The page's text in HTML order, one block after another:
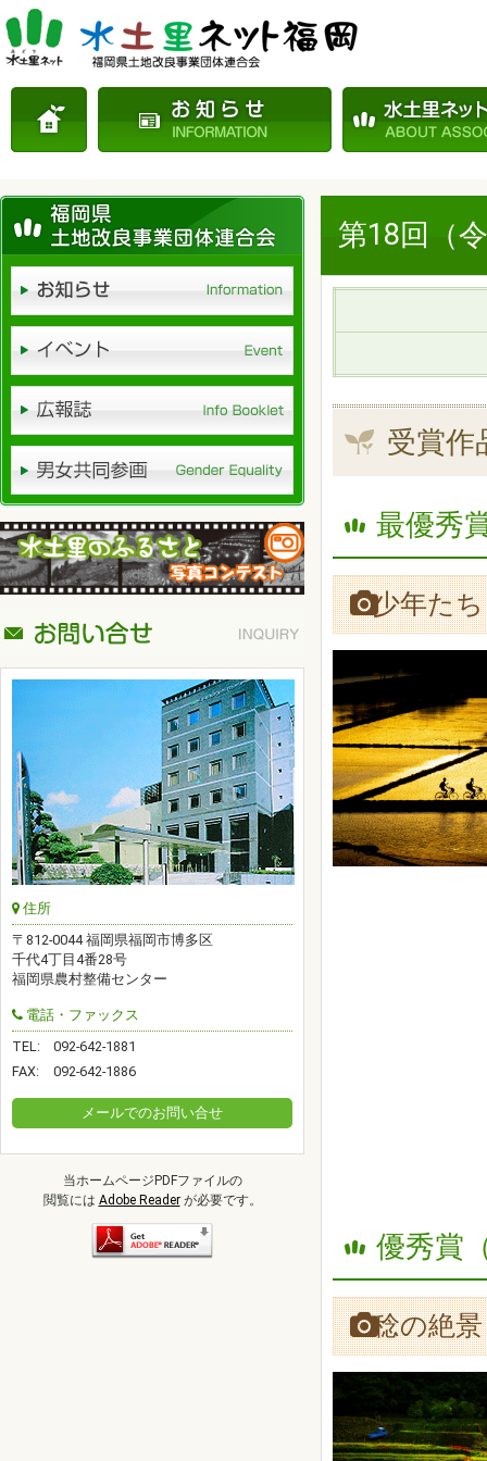
第18回（
受賞作
最優秀
少年た
優秀賞
稔の絶景
住所
〒812-0044 福岡県福岡市博多区
千代4丁目4番28号
福岡県農村整備センター
電話・ファックス
TEL:
092-642-1881
FAX:
092-642-1886
メールでのお問い合せ
当ホームページPDFファイルの
閲覧には Adobe Readerが必要です。